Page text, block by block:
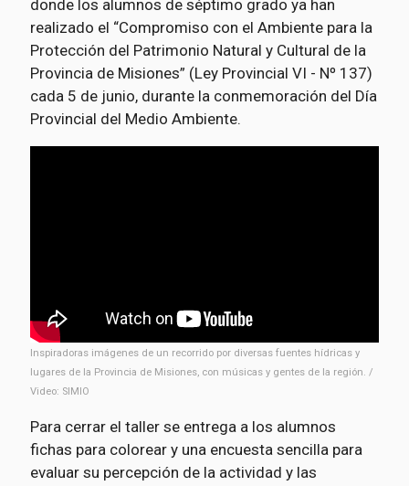
donde los alumnos de séptimo grado ya han
realizado el “Compromiso con el Ambiente para la
Protección del Patrimonio Natural y Cultural de la
Provincia de Misiones” (Ley Provincial VI - Nº 137)
cada 5 de junio, durante la conmemoración del Día
Provincial del Medio Ambiente.
Inspiradoras imágenes de un recorrido por diversas fuentes hídricas y
lugares de la Provincia de Misiones, con músicas y gentes de la región. /
Video: SIMIO
Para cerrar el taller se entrega a los alumnos
fichas para colorear y una encuesta sencilla para
evaluar su percepción de la actividad y las